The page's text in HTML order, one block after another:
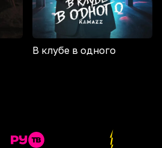
В клубе в одного